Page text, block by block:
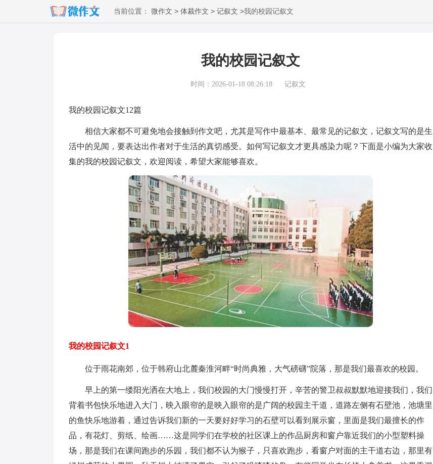
当前位置： 微作文 > 体裁作文 > 记叙文 >我的校园记叙文
我的校园记叙文
时间：2026-01-18 08:26:18 记叙文
我的校园记叙文12篇
相信大家都不可避免地会接触到作文吧，尤其是写作中最基本、最常见的记叙文，记叙文写的是生
活中的见闻，要表达出作者对于生活的真切感受。如何写记叙文才更具感染力呢？下面是小编为大家收
集的我的校园记叙文，欢迎阅读，希望大家能够喜欢。
我的校园记叙文1
位于雨花南郊，位于韩府山北麓秦淮河畔“时尚典雅，大气磅礴”院落，那是我们最喜欢的校园。
早上的第一缕阳光洒在大地上，我们校园的大门慢慢打开，辛苦的警卫叔叔默默地迎接我们，我们
背着书包快乐地进入大门，映入眼帘的是映入眼帘的是广阔的校园主干道，道路左侧有石壁池，池塘里
的鱼快乐地游着，通过告诉我们新的一天要好好学习的石壁可以看到展示窗，里面是我们最擅长的作
品，有花灯、剪纸、绘画……这是同学们在学校的社区课上的作品厨房和窗户靠近我们的小型塑料操
场，那是我们在课间跑步的乐园，我们都不认为猴子，只喜欢跑步，看窗户对面的主干道右边，那里有